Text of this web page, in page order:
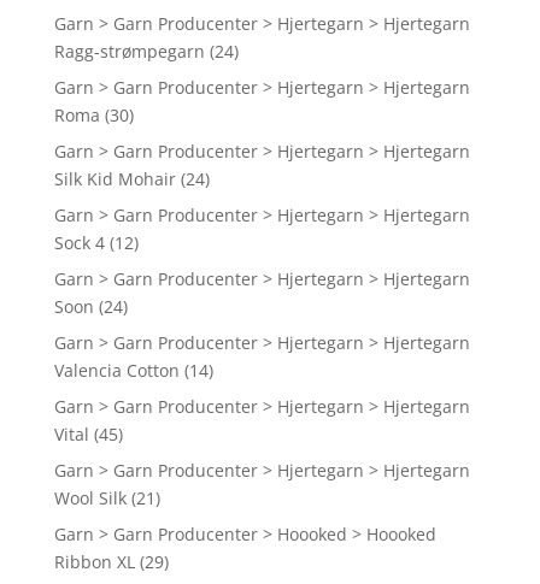
Garn > Garn Producenter > Hjertegarn > Hjertegarn
Ragg-strømpegarn (24)
Garn > Garn Producenter > Hjertegarn > Hjertegarn
Roma (30)
Garn > Garn Producenter > Hjertegarn > Hjertegarn
Silk Kid Mohair (24)
Garn > Garn Producenter > Hjertegarn > Hjertegarn
Sock 4 (12)
Garn > Garn Producenter > Hjertegarn > Hjertegarn
Soon (24)
Garn > Garn Producenter > Hjertegarn > Hjertegarn
Valencia Cotton (14)
Garn > Garn Producenter > Hjertegarn > Hjertegarn
Vital (45)
Garn > Garn Producenter > Hjertegarn > Hjertegarn
Wool Silk (21)
Garn > Garn Producenter > Hoooked > Hoooked
Ribbon XL (29)